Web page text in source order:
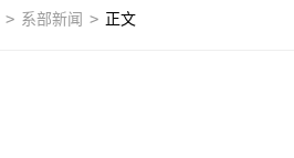
> 系部新闻 > 正文